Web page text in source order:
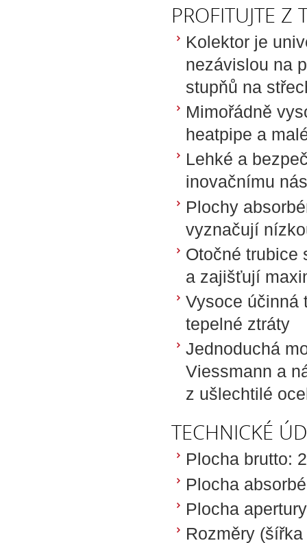
PROFITUJTE Z
Kolektor je
nezávislou na
stupňů na
Mimořádně
heatpipe a
Lehké a
inovačnímu
Plochy
vyznačují
Otočné trubice
a zajišťují
Vysoce účinná
tepelné ztráty
Jednoduchá
Viessmann a
z ušlechtilé
TECHNICKÉ
Plocha brutto:
Plocha
Plocha
Rozměry